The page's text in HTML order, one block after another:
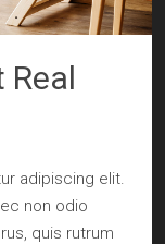
Real
adipiscing elit.
non odio
quis rutrum